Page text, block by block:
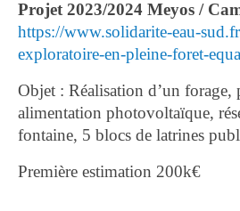
Projet 2023/2024 Meyos /
https://www.solidarite-eau-
exploratoire-en-pleine-foret-
Objet : Réalisation d’un forage,
alimentation photovoltaïque,
fontaine, 5 blocs de latrines
Première estimation 200k€